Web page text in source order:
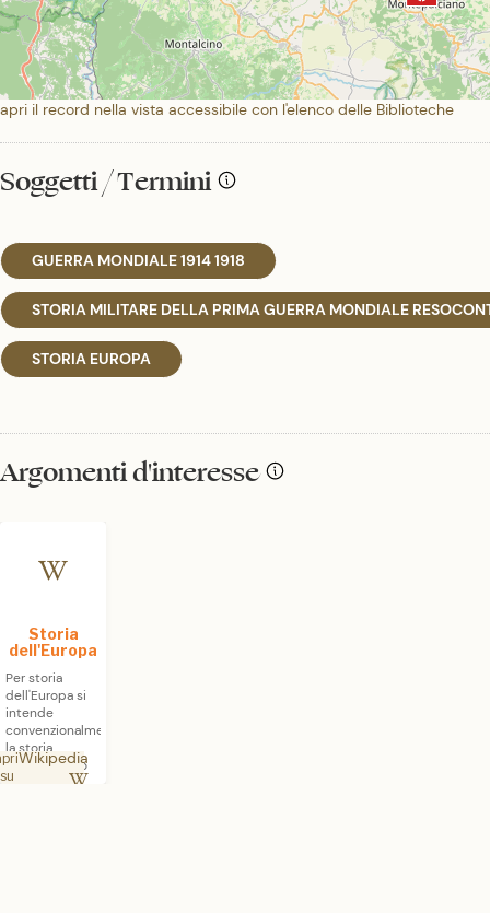
apri il record nella vista accessibile con l'elenco delle Biblioteche
Soggetti / Termini
GUERRA MONDIALE 1914 1918
STORIA MILITARE DELLA PRIMA GUERRA MONDIALE
STORIA EUROPA
Argomenti d'interesse
Storia
dell'Europa
Per storia
dell'Europa si
intende
convenzionalmente
la storia
dell'omonimo
continente e
su
Wikipedia